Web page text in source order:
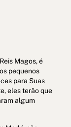
Magos, é
pequenos
para Suas
eles terão que
algum